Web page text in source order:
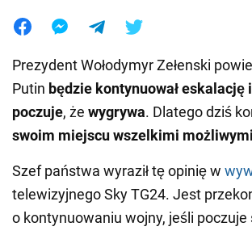
Prezydent Wołodymyr Zełenski
Putin będzie kontynuował
poczuje, że wygrywa. Dlatego dziś
swoim miejscu wszelkimi możliwymi
Szef państwa wyraził tę opinię w
telewizyjnego Sky TG24. Jest
o kontynuowaniu wojny, jeśli poczuje